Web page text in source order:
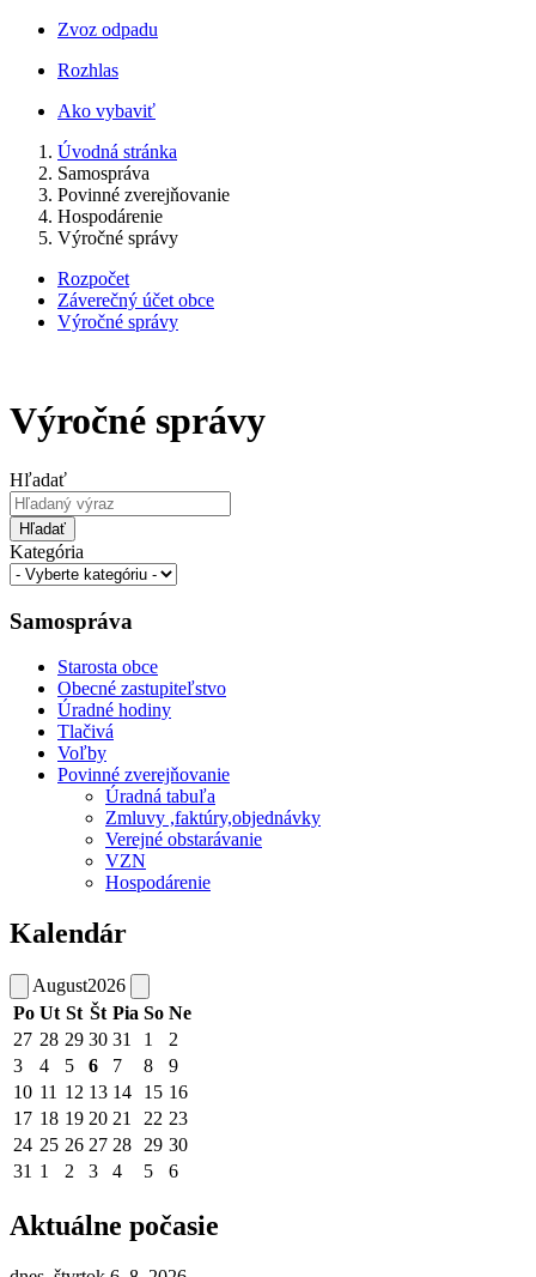
Zvoz odpadu
Rozhlas
Ako vybaviť
Úvodná stránka
Samospráva
Povinné zverejňovanie
Hospodárenie
Výročné správy
Rozpočet
Záverečný účet obce
Výročné správy
Výročné správy
Hľadať
Hľadať
Kategória
Samospráva
Starosta obce
Obecné zastupiteľstvo
Úradné hodiny
Tlačivá
Voľby
Povinné zverejňovanie
Úradná tabuľa
Zmluvy ,faktúry,objednávky
Verejné obstarávanie
VZN
Hospodárenie
Kalendár
August2026
Po Ut St Št Pia So Ne
27 28 29 30 31 1
2
3
4 5 6 7 8
9
10 11 12 13 14 15 16
17 18 19 20 21 22 23
24 25 26 27 28 29 30
31 1 2 3 4 5 6
Aktuálne počasie